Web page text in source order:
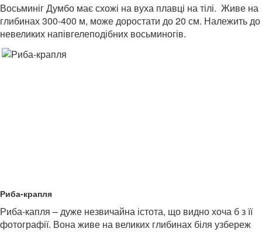
Восьминіг Думбо має схожі на вуха плавці на тілі. Живе на
глибинах 300-400 м, може доростати до 20 см. Належить до
невеликих напівгелеподібних восьминогів.
Риба-крапля
Риба-капля – дуже незвичайна істота, що видно хоча б з її
фотографії. Вона живе на великих глибинах біля узбереж